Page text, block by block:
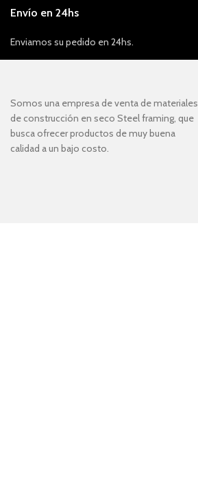
Envío en 24hs
Enviamos su pedido en 24hs.
Somos una empresa de venta de materiales
de construcción en seco Steel framing, que
busca ofrecer productos de muy buena
calidad a un bajo costo.